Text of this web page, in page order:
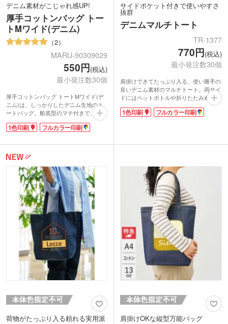
デニム素材がこじゃれ感UP!
厚手コットンバッグ トー
トMワイド(デニム)
2
MARU-90309029
550円(税込)
最小発注数30個
厚手コットンバッグ トートMワイド(デ
ニム)は、しっかりしたデニム生地のト
ートバッグ。船底型のマチ付きで、A4
ファイルが横向きに入るサイズの口の広
い横ワイド型。アウトドアやレジャーで
す。デニムの風合いを生かしたバッグ
は、カジュアルコーデに合わせやすく、
持っているとおしゃれの幅も広がります
ね。肩掛けもできるので、毎日のお買い
物にもとっても便利です。
1色印刷かフルカラー印刷ができます。
シンプルなバッグなのでロゴ印刷が際立
ちます!コットンバッグと差をつける、
ひと味違ったおしゃれなオリジナルバッ
グ制作にオススメです。
1色印刷 フルカラー印刷
サイドポケット付きで使いやすさ
抜群
デニムマルチトート
TR-1377
770円(税込)
最小発注数30個
肩掛けできてたっぷり入る、使い勝手の
良いデニム素材のマルチトート。両サイ
ドにはペットボトルや折りたたみ傘など
を入れられる便利なポケット付き。口元
にはホックが付いており、中身の飛び出
1色印刷か、フルカラー印刷が可能。シ
1色印刷 フルカラー印刷
荷物がたっぷり入る頼れる実用派 肩掛けOKな縦型万能バッグ